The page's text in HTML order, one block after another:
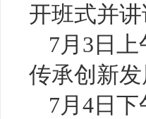
开班式并讲
7月3日
传承创新
7月4日